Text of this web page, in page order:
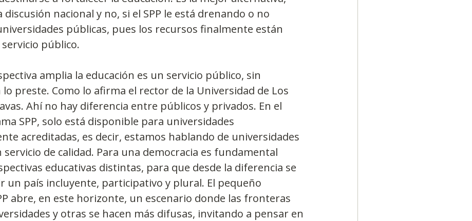
discusión nacional y no, si el SPP le está drenando o no
públicas, pues los recursos finalmente están
público.
amplia la educación es un servicio público, sin
preste. Como lo afirma el rector de la Universidad de Los
Ahí no hay diferencia entre públicos y privados. En el
SPP, solo está disponible para universidades
acreditadas, es decir, estamos hablando de universidades
de calidad. Para una democracia es fundamental
educativas distintas, para que desde la diferencia se
un país incluyente, participativo y plural. El pequeño
abre, en este horizonte, un escenario donde las fronteras
y otras se hacen más difusas, invitando a pensar en